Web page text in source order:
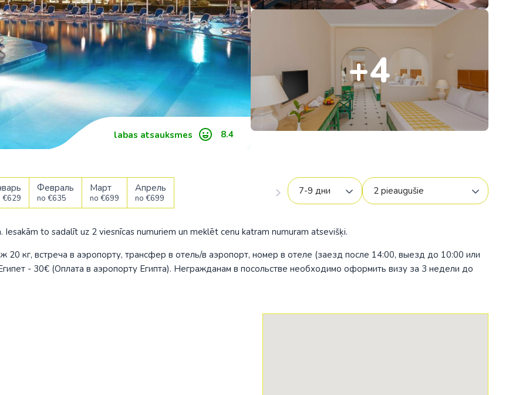
Тунис
Хургада из Вильнюса
Шарм Эль Шейх из Вильнюса
Шарм-эль-Шейх из Паланги
Сейшельские острова
Сенегал
Танзания
Эфиопия
Южно-Африканская
Республика
Вьетнам
Индия
Индонезия
Иордания
Казахстан
Камбоджа
Непал
ОАЭ
Саудовская Аравия
Панама
США
Швейцария
Турция
labas atsauksmes 8.4
+4
€629
Февраль
no €635
Март
no €699
Апрель
no €699
Iesakām to sadalīt uz 2 viesnīcas numuriem un meklēt cenu katram numuram atsevišķi.
20 кг, встреча в аэропорту, трансфер в отель/в аэропорт, номер в отеле (заезд после 14:00, выезд до 10:00 или
- 30€ (Оплата в аэропорту Египта). Негражданам в посольстве необходимо оформить визу за 3 недели до